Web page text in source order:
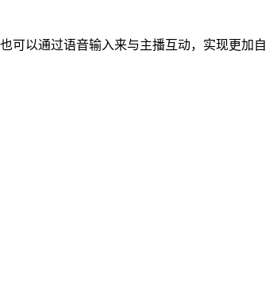
可以通过语音输入来与主播互动，实现更加自